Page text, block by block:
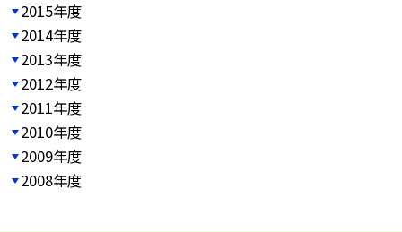
2015年度
2014年度
2013年度
2012年度
2011年度
2010年度
2009年度
2008年度